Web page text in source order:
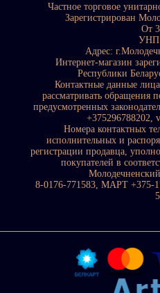
Частное торговое
Зарегистрирован
От
УНП
Адрес:
Интернет-магазин
Республики
Контактные данные
рассматривать обращения
предусмотренных
+375296788202,
Номера контактных
исполнительных и
регистрации продавца,
покупателей в
8-0176-771583, МАРТ +375-